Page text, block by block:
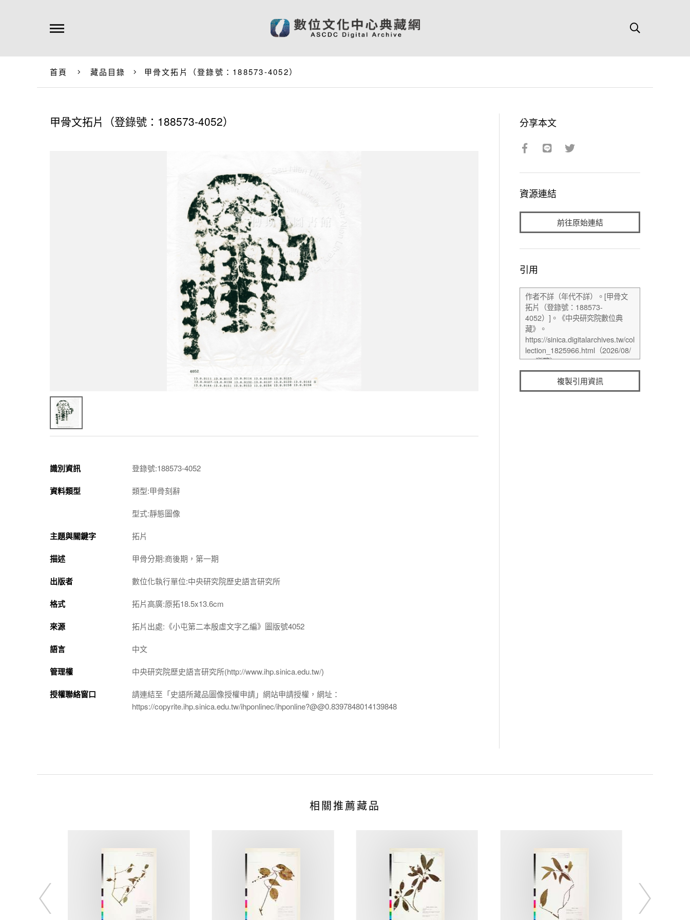
首頁 藏品目錄 甲骨文拓片（登錄號：188573-4052）
甲骨文拓片（登錄號：188573-4052）
識別資訊 登錄號:188573-4052
資料類型 類型:甲骨刻辭
型式:靜態圖像
主題與關鍵字 拓片
描述 甲骨分期:商後期，第一期
出版者 數位化執行單位:中央研究院歷史語言研究所
格式 拓片高廣:原拓18.5x13.6cm
來源 拓片出處:《小屯第二本殷虛文字乙編》圖版號4052
語言 中文
管理權 中央研究院歷史語言研究所(http://www.ihp.sinica.edu.tw/)
授權聯絡窗口
請連結至「史語所藏品圖像授權申請」網站申請授權，網址：
https://copyrite.ihp.sinica.edu.tw/ihponlinec/ihponline?@@0.8397848014139848
分享本文
資源連結
前往原始連結
引用
複製引用資訊
相關推薦藏品